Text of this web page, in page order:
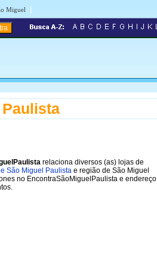
Miguel |
relaciona diversos (as) lojas de
São Miguel Paulista e região de São Miguel
no EncontraSãoMiguelPaulista e endereço